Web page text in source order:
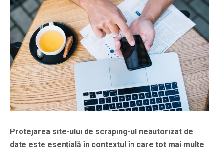
Protejarea site-ului de scraping-ul neautorizat de
date este esențială în contextul în care tot mai multe